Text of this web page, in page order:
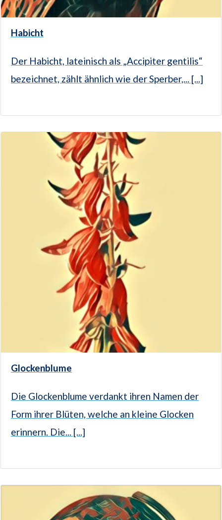
Habicht
Der Habicht, lateinisch als „Accipiter gentilis“
bezeichnet, zählt ähnlich wie der Sperber,... [...]
Glockenblume
Die Glockenblume verdankt ihren Namen der
Form ihrer Blüten, welche an kleine Glocken
erinnern. Die... [...]